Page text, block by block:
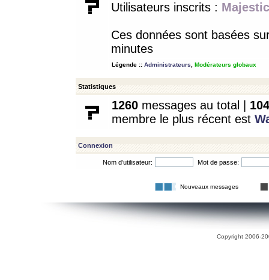
Utilisateurs inscrits :
Ces données sont basées
minutes
Légende :: Administrateurs Modérateurs globaux
Statistiques
1260 messages au total | 104
membre le plus récent est
Connexion
Nom d’utilisateur: Mot de passe:
Nouveaux messages
Copyright 2006-